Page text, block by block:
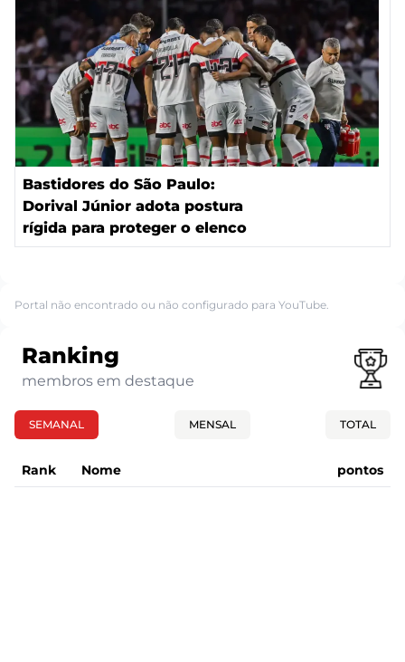
Bastidores do São Paulo:
Dorival Júnior adota postura
rígida para proteger o elenco
Portal não encontrado ou não configurado para YouTube.
Ranking
membros em destaque
SEMANAL MENSAL TOTAL
Rank Nome pontos